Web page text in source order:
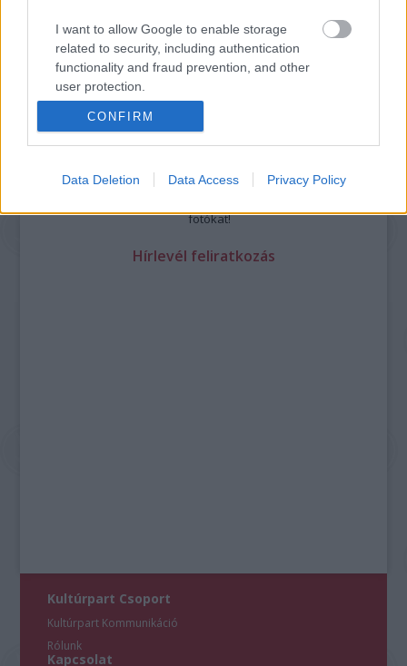
I want to allow Google to enable storage
related to security, including authentication
functionality and fraud prevention, and other
user protection.
CONFIRM
Data Deletion Data Access Privacy Policy
Megdöbbentő fotók a néptelen fővárosról
Top 10: ezek a legjobb szerelmes filmek
A 10 legütősebb drogos film
Megjöttek a meztelen hősnők
Meztelenség és anatómia
A forradalom egy holland fotós szemével
A legizgalmasabb fotók 2015-ből
Készülőben a nagy meztelen album
fotókat!
Hírlevél feliratkozás
Kultúrpart Csoport
Kultúrpart Kommunikáció
Rólunk
Kapcsolat